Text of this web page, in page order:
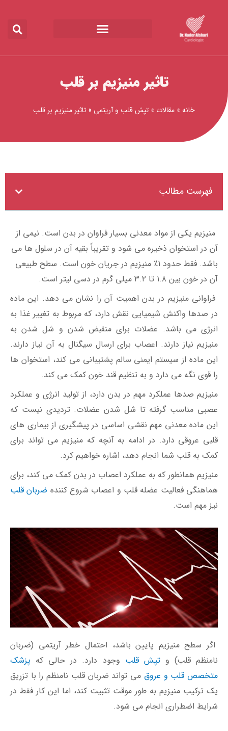
تاثیر منیزیم بر قلب
خانه » مقالات » تپش قلب و آریتمی » تاثیر منیزیم بر قلب
منیزیم یکی از مواد معدنی بسیار فراوان در بدن است. نیمی از
آن در استخوان ذخیره می شود و تقریباً بقیه آن در سلول ها مى
باشد. فقط حدود 1٪ منیزیم در جریان خون است. سطح طبیعی
آن در خون بین ١.٨ تا ٣.٢ میلی گرم در دسی لیتر است.
فراوانی منیزیم در بدن اهمیت آن را نشان می دهد. این ماده
در صدها واکنش شیمیایی نقش دارد، كه مربوط به تغییر غذا به
انرژی مى باشد. عضلات برای منقبض شدن و شل شدن به
منیزیم نیاز دارند. اعصاب برای ارسال سیگنال به آن نیاز دارند.
این ماده از سیستم ایمنی سالم پشتیبانی می کند، استخوان ها
را قوی نگه می دارد و به تنظیم قند خون کمک می کند.
منیزیم صدها عملکرد مهم در بدن دارد، از تولید انرژی و عملکرد
عصبی مناسب گرفته تا شل شدن عضلات. تردیدی نیست که
این ماده معدنی مهم نقشی اساسی در پیشگیری از بیماری های
قلبی عروقی دارد. در ادامه به آنچه که منیزیم می تواند برای
کمک به قلب شما انجام دهد، اشاره خواهیم کرد.
منيزيم همانطور که به عملکرد اعصاب در بدن کمک می کند، برای
هماهنگی فعالیت عضله قلب و اعصاب شروع کننده ضربان قلب
نیز مهم است.
اگر سطح منیزیم پایین باشد، احتمال خطر آریتمی (ضربان
نامنظم قلب) وتپش قلب وجود دارد. در حالی که پزشک
متخصص قلب و عروق می تواند ضربان قلب نامنظم را با تزریق
یک ترکیب منیزیم به طور موقت تثبیت کند، اما این کار فقط در
شرایط اضطراری انجام می شود.
فهرست مطالب